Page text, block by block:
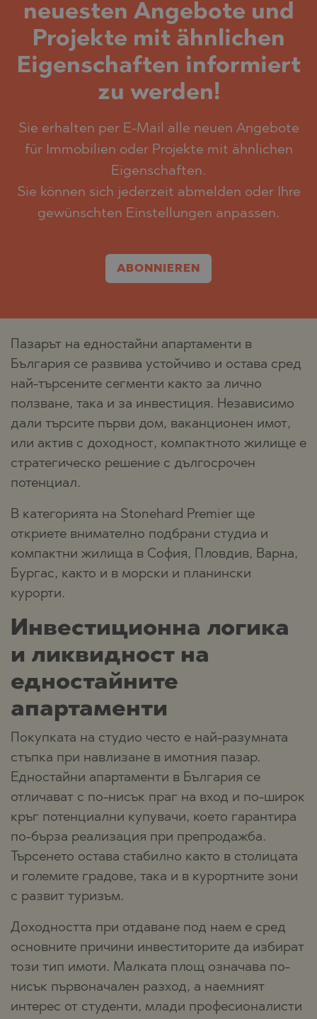
neuesten Angebote und
Projekte mit ähnlichen
Eigenschaften informiert
zu werden!
Sie erhalten per E-Mail alle neuen Angebote
für Immobilien oder Projekte mit ähnlichen
Eigenschaften.
Sie können sich jederzeit abmelden oder Ihre
gewünschten Einstellungen anpassen.
ABONNIEREN
Пазарът на едностайни апартаменти в
България се развива устойчиво и остава сред
най-търсените сегменти както за лично
ползване, така и за инвестиция. Независимо
дали търсите първи дом, ваканционен имот,
или актив с доходност, компактното жилище е
стратегическо решение с дългосрочен
потенциал.
В категорията на Stonehard Premier ще
откриете внимателно подбрани студиа и
компактни жилища в София, Пловдив, Варна,
Бургас, както и в морски и планински
курорти.
Инвестиционна логика
и ликвидност на
едностайните
апартаменти
Покупката на студио често е най-разумната
стъпка при навлизане в имотния пазар.
Едностайни апартаменти в България се
отличават с по-нисък праг на вход и по-широк
кръг потенциални купувачи, което гарантира
по-бърза реализация при препродажба.
Търсенето остава стабилно както в столицата
и големите градове, така и в курортните зони
с развит туризъм.
Доходността при отдаване под наем е сред
основните причини инвеститорите да избират
този тип имоти. Малката площ означава по-
нисък първоначален разход, а наемният
интерес от студенти, млади професионалисти